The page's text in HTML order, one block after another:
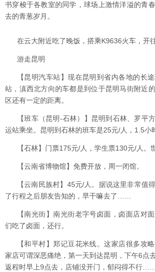
书穿梭于各教室的同学，球场上激情洋溢的青
去的青葱岁月。
在云大附近吃了晚饭，搭乘K9636火车，开
游走昆明
【昆明汽车站】现在昆明到省内各地的长
站，滇西北方向的车都是到位于昆明马街附近
区还有一定的距离。
【班车（昆明-石林）】昆明到石林、罗平
运站乘坐。昆明到石林的班车是25元/人，1.5小
【石林】门票175元/人，学生票130元/人。
【云南省博物馆】免费开放，周一闭馆。
【云南民族村】45元/人。据说这里非常值
了行程之后朋友告知的，早干嘛去了……
【南光街】南光街老字号卤面，卤面店对
们吃了卤面，还行。
【和平村】郑记豆花米线。这家店很多攻
家店可谓深恶痛绝，第一天到达昆明，下午6点
返程时早上9点去，店铺没开门，郁闷得不行……